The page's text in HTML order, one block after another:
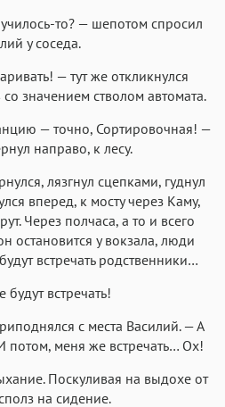
то? — шепотом спросил
у соседа.
— тут же откликнулся
значением стволом автомата.
— точно, Сортировочная! —
направо, к лесу.
лязгнул сцепками, гуднул
вперед, к мосту через Каму,
Через полчаса, а то и всего
остановится у вокзала, люди
встречать родственники…
будут встречать!
с места Василий. — А
меня же встречать… Ох!
Поскуливая на выдохе от
на сидение.